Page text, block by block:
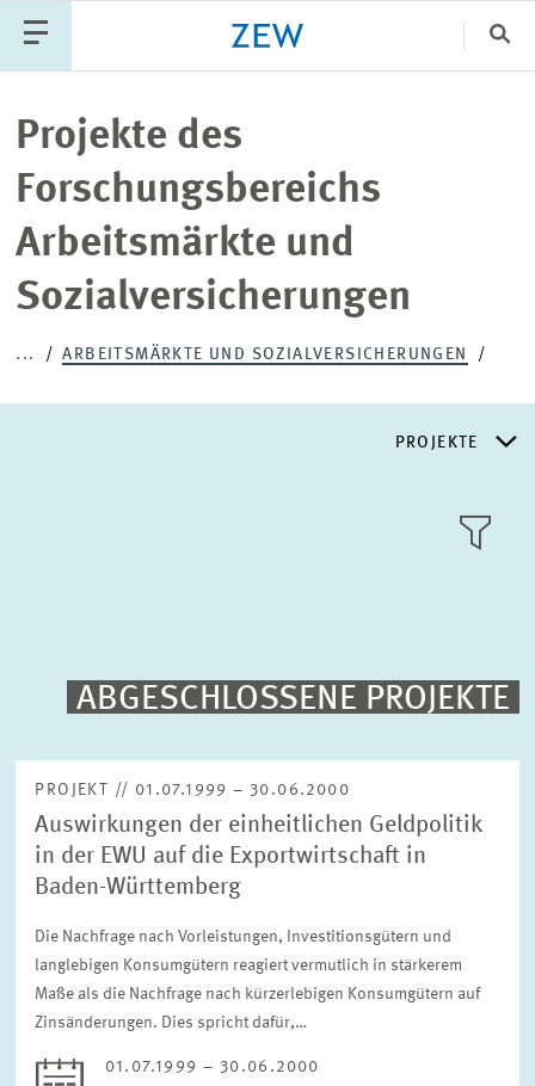
PUBLIKATIONEN
VERANSTALTUNGEN AKTUELLES
Projekte des
Forschungsbereichs
Arbeitsmärkte und
Sozialversicherungen
... ARBEITSMÄRKTE UND SOZIALVERSICHERUNGEN
PROJEKTE
FORSCHUNGSSCHWERPUNKTE
PROJEKTE
TEAM & KONTAKT
KACHEL
Volltext-Suche
Sortierung
Nach Projektbeginn absteigend
Status
Bitte wählen Sie einen Status
ABGESCHLOSSENE PROJEKTE
PROJEKT // 01.07.1999 – 30.06.2000
Auswirkungen der einheitlichen Geldpolitik
in der EWU auf die Exportwirtschaft in
Baden-Württemberg
Die Nachfrage nach Vorleistungen, Investitionsgütern und
langlebigen Konsumgütern reagiert vermutlich in stärkerem
Maße als die Nachfrage nach kürzerlebigen Konsumgütern auf
Zinsänderungen. Dies spricht dafür,…
01.07.1999 – 30.06.2000